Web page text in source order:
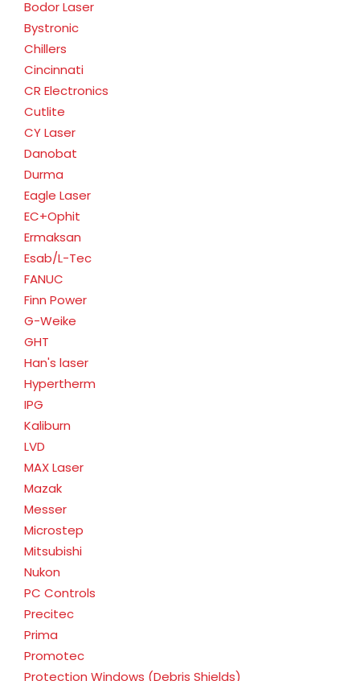
Bodor Laser
Bystronic
Chillers
Cincinnati
CR Electronics
Cutlite
CY Laser
Danobat
Durma
Eagle Laser
EC+Ophit
Ermaksan
Esab/L-Tec
FANUC
Finn Power
G-Weike
GHT
Han's laser
Hypertherm
IPG
Kaliburn
LVD
MAX Laser
Mazak
Messer
Microstep
Mitsubishi
Nukon
PC Controls
Precitec
Prima
Promotec
Protection Windows (Debris Shields)